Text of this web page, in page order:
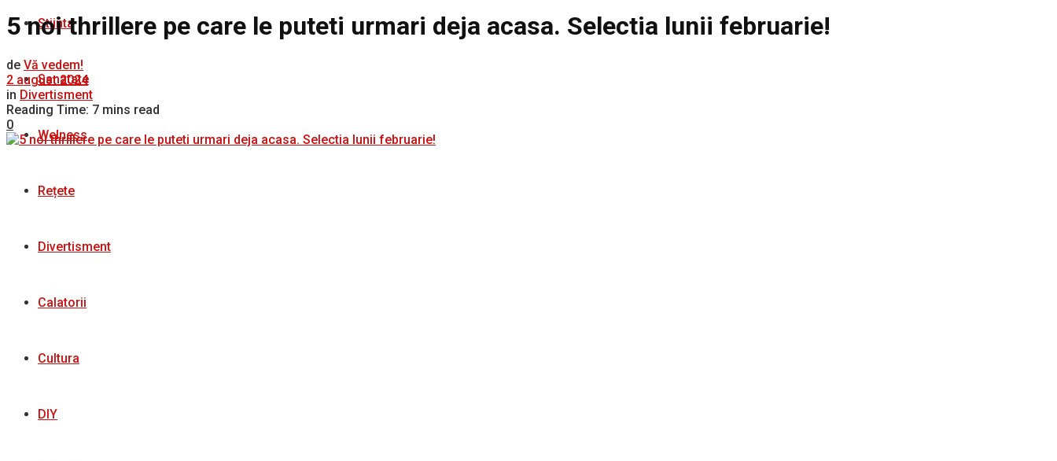
Stiinta
Sanatate
Welness
Rețete
Divertisment
Calatorii
Cultura
DIY
5 noi thrillere pe care le puteti urmari deja acasa. Selectia lunii februarie!
de Vă vedem!
2 august 2024
in Divertisment
Reading Time: 7 mins read
0